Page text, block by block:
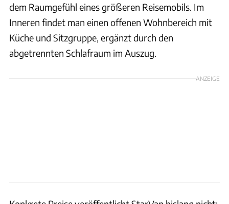
dem Raumgefühl eines größeren Reisemobils. Im
Inneren findet man einen offenen Wohnbereich mit
Küche und Sitzgruppe, ergänzt durch den
abgetrennten Schlafraum im Auszug.
ANZEIGE